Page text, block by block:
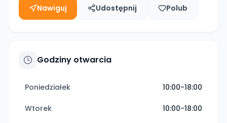
Nawiguj Udostępnij Polub
Godziny otwarcia
Poniedziałek 10:00-18:00
Wtorek 10:00-18:00